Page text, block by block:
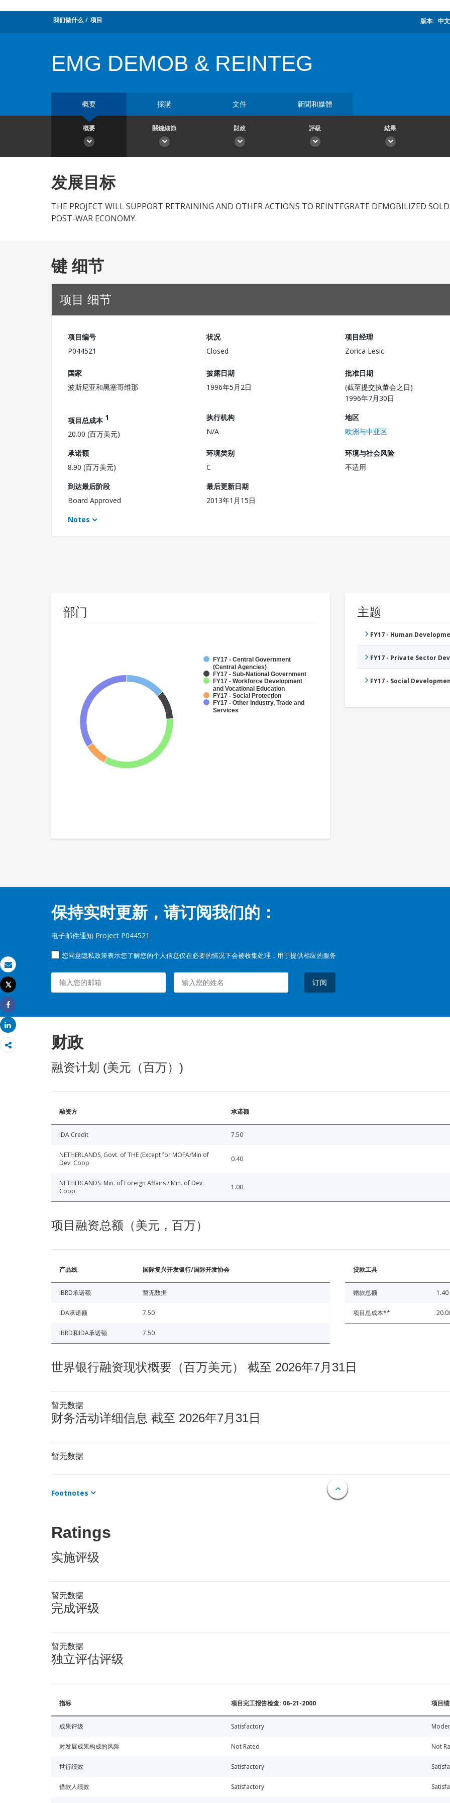
发送电子邮件
打印
Tweet
Share
Share
我们做什么 项目 版本: 中文
EMG DEMOB & REINTEG
概要 採購 文件 新聞和媒體
概要 關鍵細節 財政 評級 結果
发展目标
THE PROJECT WILL SUPPORT RETRAINING AND OTHER ACTIONS TO REINTEGRATE DEMOBILIZED
POST-WAR ECONOMY.
键 细节
项目 细节
项目编号
P044521
状况
Closed
项目经理
Zorica Lesic
国家
波斯尼亚和黑塞哥维那
披露日期
1996年5月2日
批准日期
(截至提交执董会之日)
1996年7月30日
项目总成本 1
20.00 (百万美元)
执行机构
N/A
地区
欧洲与中亚区
承诺额
8.90 (百万美元)
环境类别
C
环境与社会风险
不适用
到达最后阶段
Board Approved
最后更新日期
2013年1月15日
Notes
部门
FY17 - Central Government
(Central Agencies)
FY17 - Sub-National Government
FY17 - Workforce Development
and Vocational Education
FY17 - Social Protection
FY17 - Other Industry, Trade and
Services
主题
FY17 - Human
FY17 - Private Sector
FY17 - Social
保持实时更新，请订阅我们的：
电子邮件通知 Project P044521
您同意隐私政策表示您了解您的个人信息仅在必要的情况下会被收集处理，用于提供相应的服务
订阅
财政
融资计划 (美元（百万）)
融资方 承诺额
IDA Credit 7.50
NETHERLANDS, Govt. of THE (Except for MOFA/Min of
Dev. Coop
0.40
NETHERLANDS: Min. of Foreign Affairs / Min. of Dev.
Coop.
1.00
项目融资总额（美元，百万）
产品线 国际复兴开发银行/国际开发协会
IBRD承诺额 暂无数据
IDA承诺额 7.50
IBRD和IDA承诺额 7.50
贷款工具
赠款总额 1.40
项目总成本**
世界银行融资现状概要（百万美元） 截至 2026年7月31日
暂无数据
财务活动详细信息 截至 2026年7月31日
暂无数据
Footnotes
Ratings
实施评级
暂无数据
完成评级
暂无数据
独立评估评级
指标 项目完工报告检查: 06-21-2000 项目
成果评级 Satisfactory
对发展成果构成的风险 Not Rated Not
世行绩效 Satisfactory
借款人绩效 Satisfactory